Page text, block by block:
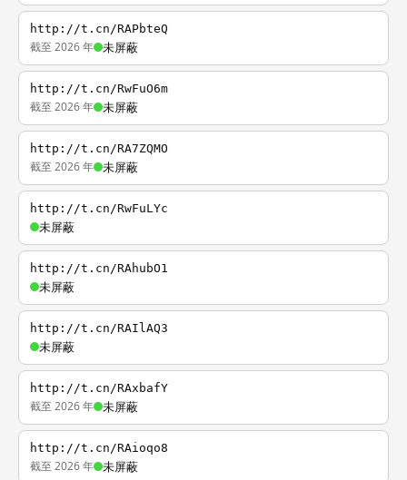
http://t.cn/RAPbteQ
截至 2026 年 未屏蔽
http://t.cn/RwFuO6m
截至 2026 年 未屏蔽
http://t.cn/RA7ZQMO
截至 2026 年 未屏蔽
http://t.cn/RwFuLYc
未屏蔽
http://t.cn/RAhubO1
未屏蔽
http://t.cn/RAIlAQ3
未屏蔽
http://t.cn/RAxbafY
截至 2026 年 未屏蔽
http://t.cn/RAioqo8
截至 2026 年 未屏蔽